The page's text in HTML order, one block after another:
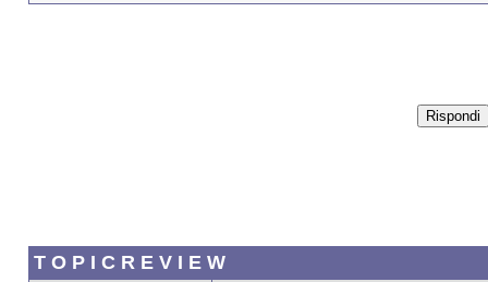
T O P I C R E V I E W